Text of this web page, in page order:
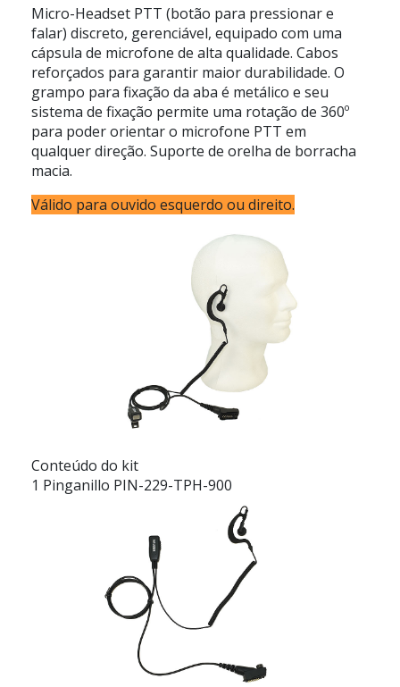
Micro-Headset PTT (botão para pressionar e
falar) discreto, gerenciável, equipado com uma
cápsula de microfone de alta qualidade. Cabos
reforçados para garantir maior durabilidade. O
grampo para fixação da aba é metálico e seu
sistema de fixação permite uma rotação de 360º
para poder orientar o microfone PTT em
qualquer direção. Suporte de orelha de borracha
macia.
Válido para ouvido esquerdo ou direito.
Conteúdo do kit
1 Pinganillo PIN-229-TPH-900